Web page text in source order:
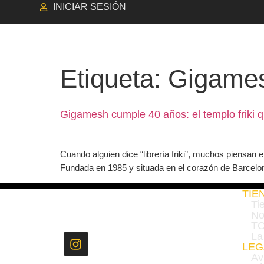
INICIAR SESIÓN
Etiqueta:
Gigamesh cumple 40 años: el templo friki
Cuando alguien dice “librería friki”, muchos
Fundada en 1985 y situada en el corazón de